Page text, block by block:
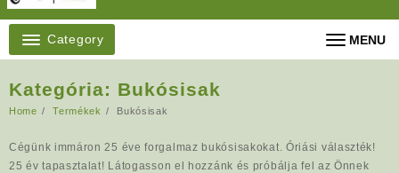
Category MENU
Kategória: Bukósisak
Home Termékek Bukósisak
Cégünk immáron 25 éve forgalmaz bukósisakokat. Óriási választék!
25 év tapasztalat! Látogasson el hozzánk és próbálja fel az Önnek